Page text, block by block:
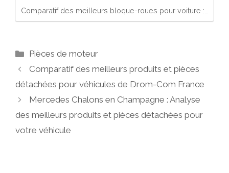
Comparatif des meilleurs bloque-roues pour voiture :…
Catégories
Pièces de moteur
Comparatif des meilleurs produits et pièces
détachées pour véhicules de Drom-Com France
Mercedes Chalons en Champagne : Analyse
des meilleurs produits et pièces détachées pour
votre véhicule